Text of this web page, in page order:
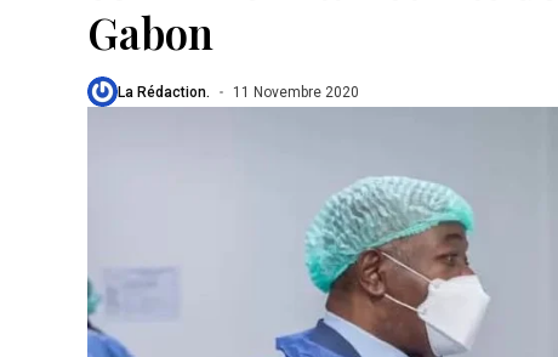
Gabon
La Rédaction. 11 Novembre 2020